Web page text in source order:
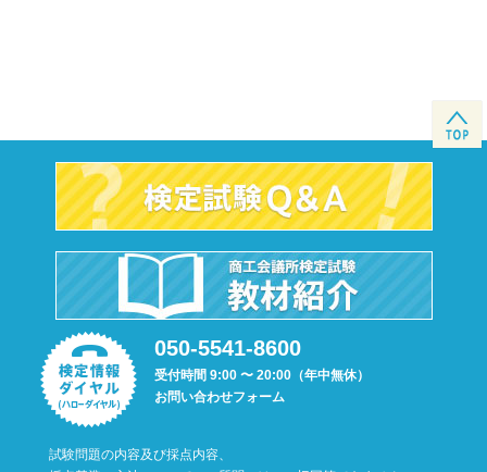
050-5541-8600
受付時間 9:00 〜 20:00（年中無休）
お問い合わせフォーム
試験問題の内容及び採点内容、